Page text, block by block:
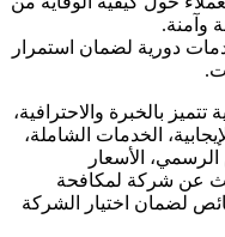
وآمنة.
دورية لضمان استمرار
بالخبرة والاحترافية،
الخدمات الشاملة،
الأسعار
عن شركة لمكافحة
لضمان اختيار الشركة